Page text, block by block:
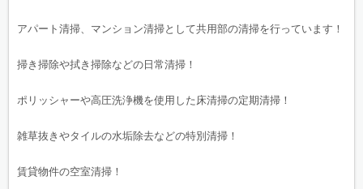
アパート清掃、マンション清掃として共用部の清掃を行っています！
掃き掃除や拭き掃除などの日常清掃！
ポリッシャーや高圧洗浄機を使用した床清掃の定期清掃！
雑草抜きやタイルの水垢除去などの特別清掃！
賃貸物件の空室清掃！